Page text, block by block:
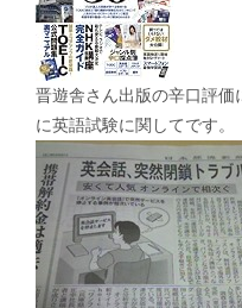
晋遊舎さん出版の辛口評価
に英語試験に関してです。